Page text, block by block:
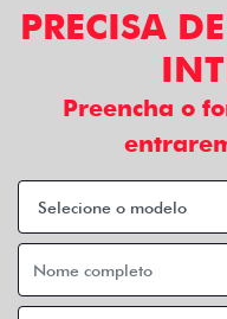
PRECISA
Preencha o